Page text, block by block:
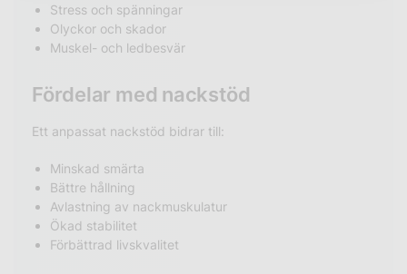
Stress och spänningar
Olyckor och skador
Muskel- och ledbesvär
Fördelar med nackstöd
Ett anpassat nackstöd bidrar till:
Minskad smärta
Bättre hållning
Avlastning av nackmuskulatur
Ökad stabilitet
Förbättrad livskvalitet